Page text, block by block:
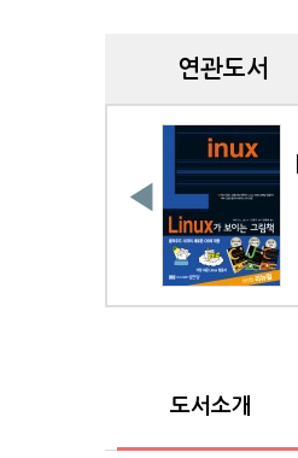
연관도서
◀
도서소개